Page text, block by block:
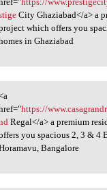
City Ghaziabad</a> a
which offers you
in Ghaziabad
href="https://www
https://
Regal</a> a premium
you spacious 2, 3 & 4
Bangalore